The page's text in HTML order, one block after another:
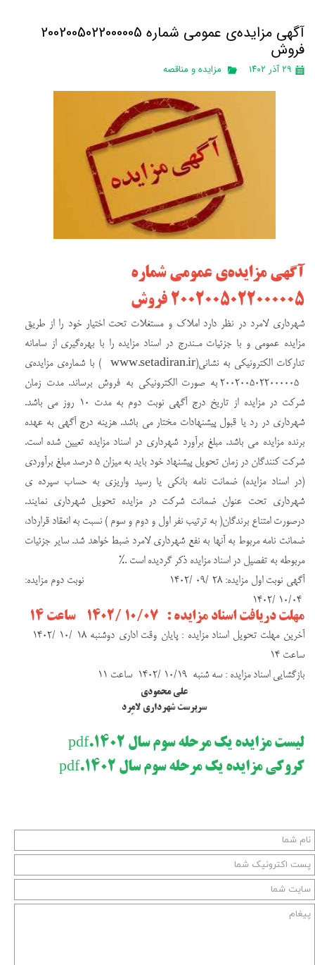
آگهی مزایده‌ی عمومی شماره 2002005022000005
فروش
۲۹ آذر ۱۴۰۲ مزایده و مناقصه
آگهی مزایده‌ی عمومی شماره
2002005022000005 فروش
شهرداری لامرد در نظر دارد املاک و مستغلات تحت اختیار خود را از طریق
مزایده عمومی و با جزئیات مـندرج در اسناد مزایده را با بهره‌گیری از سامانه
تداركات الكترونيكی به نشانی(www.setadiran.ir ) با شماره‌ی مزایده‌ی
2002005022000005 به صورت الکترونیکی به فروش برساند. مدت زمان
شركت در مزایده از تاريخ درج آگهي نوبت دوم به مدت ۱۰ روز مي باشد.
شهرداري در رد يا قبول پيشنهادات مختار مي باشد. هزينه درج آگهي به عهده
برنده مزایده مي باشد. مبلغ برآورد شهرداري در اسناد مزایده تعيين شده است.
شرکت کنندگان در زمان تحويل پيشنهاد خود بايد به ميزان ۵ درصد مبلغ برآوردي
(در اسناد مزایده) ضمانت نامه بانکی یا رسید واریزی به حساب سپرده ی
شهرداری تحت عنوان ضمانت شركت در مزایده تحويل شهرداري نمايند.
درصورت امتناع برندگان( به ترتيب نفر اول و دوم و سوم ) نسبت به انعقاد قرارداد،
ضمانت نامه مربوط به آنها به نفع شهرداري لامرد ضبط خواهد شد. ساير جزئيات
مربوطه به تفصيل در اسناد مزایده ذكر گرديده است .%
آگهي نوبت اول مزايده: ۲۸ /۰۹ /۱۴۰۲ نوبت دوم مزايده:
مهلت دریافت اسناد مزایده : ۱۰/۰۷ /۱۴۰۲ ساعت ۱۴
ساعت ۱۴
بازگشايي اسناد مزايده : سه شنبه ۱۰/۱۹ /۱۴۰۲ ساعت ۱۱
علی محمودی
سرپرست شهرداری لامِرد
لیست مزایده یک مرحله سوم سال 1402.pdf
کروکی مزایده یک مرحله سوم سال 1402.pdf